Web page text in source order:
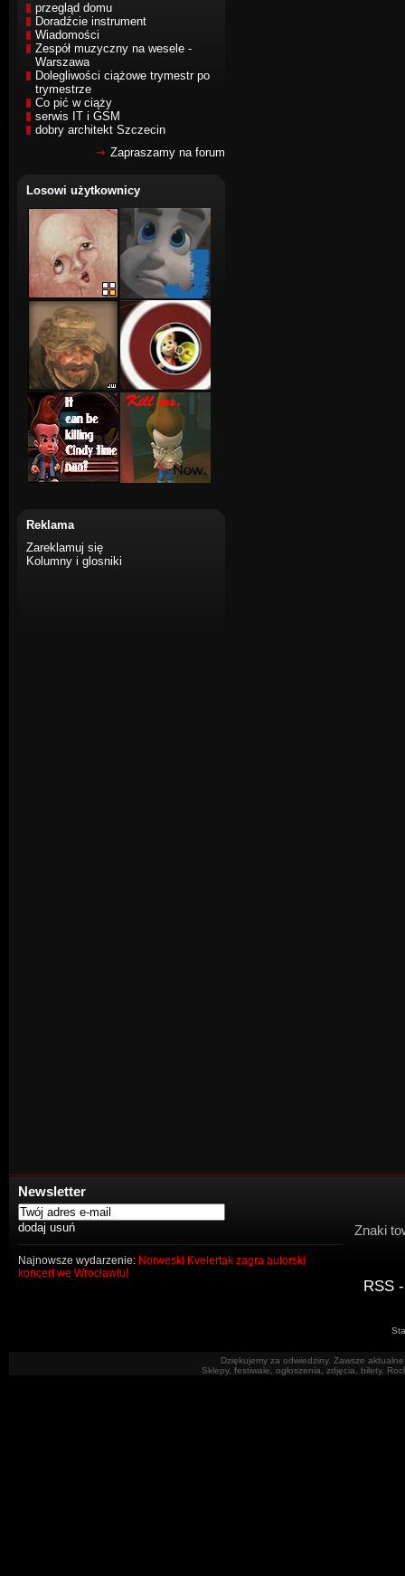
przegląd domu
Doradźcie instrument
Wiadomości
Zespół muzyczny na wesele -
Warszawa
Dolegliwości ciążowe trymestr po
trymestrze
Co pić w ciąży
serwis IT i GSM
dobry architekt Szczecin
Zapraszamy na forum
Losowi użytkownicy
Reklama
Zareklamuj się
Kolumny i glosniki
Newsletter
Najnowsze wydarzenie: Norweski Kvelertak zagra autorski
koncert we Wrocławiu!
Znaki
RSS
Dziękujemy za odwiedziny. Zawsze
Sklepy, festiwale, ogłoszenia, zdjęcia, bilety.